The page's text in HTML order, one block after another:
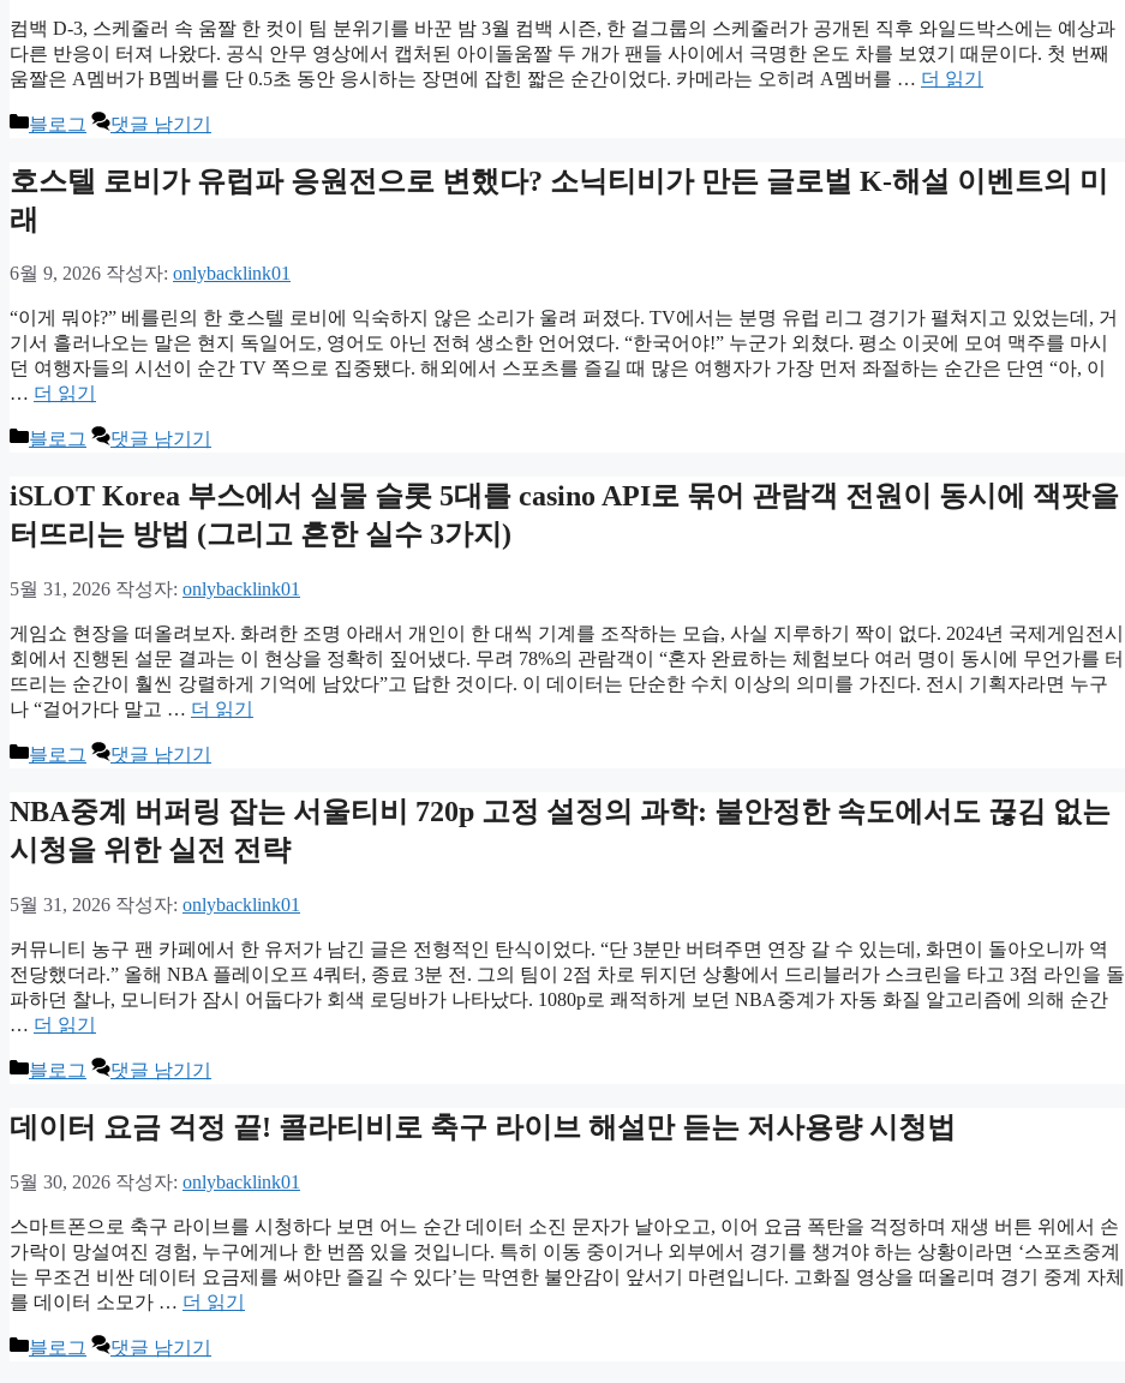
컴백 D-3, 스케줄러 속 움짤 한 컷이 팀 분위기를 바꾼 밤 3월 컴백 시즌, 한 걸그룹의 스케줄러가 공개된 직후 와일드박스에는 예상과
다른 반응이 터져 나왔다. 공식 안무 영상에서 캡처된 아이돌움짤 두 개가 팬들 사이에서 극명한 온도 차를 보였기 때문이다. 첫 번째
움짤은 A멤버가 B멤버를 단 0.5초 동안 응시하는 장면에 잡힌 짧은 순간이었다. 카메라는 오히려 A멤버를 … 더 읽기
카
고
리
블로그 댓글 남기기
호스텔 로비가 유럽파 응원전으로 변했다? 소닉티비가 만든 글로벌 K-해설 이벤트의 미
래
6월 9, 2026 작성자: onlybacklink01
“이게 뭐야?” 베를린의 한 호스텔 로비에 익숙하지 않은 소리가 울려 퍼졌다. TV에서는 분명 유럽 리그 경기가 펼쳐지고 있었는데, 거
기서 흘러나오는 말은 현지 독일어도, 영어도 아닌 전혀 생소한 언어였다. “한국어야!” 누군가 외쳤다. 평소 이곳에 모여 맥주를 마시
던 여행자들의 시선이 순간 TV 쪽으로 집중됐다. 해외에서 스포츠를 즐길 때 많은 여행자가 가장 먼저 좌절하는 순간은 단연 “아, 이
… 더 읽기
카
고
리
블로그 댓글 남기기
iSLOT Korea 부스에서 실물 슬롯 5대를 casino API로 묶어 관람객 전원이 동시에 잭팟을
터뜨리는 방법 (그리고 흔한 실수 3가지)
5월 31, 2026 작성자: onlybacklink01
게임쇼 현장을 떠올려보자. 화려한 조명 아래서 개인이 한 대씩 기계를 조작하는 모습, 사실 지루하기 짝이 없다. 2024년 국제게임전시
회에서 진행된 설문 결과는 이 현상을 정확히 짚어냈다. 무려 78%의 관람객이 “혼자 완료하는 체험보다 여러 명이 동시에 무언가를 터
뜨리는 순간이 훨씬 강렬하게 기억에 남았다”고 답한 것이다. 이 데이터는 단순한 수치 이상의 의미를 가진다. 전시 기획자라면 누구
나 “걸어가다 말고 … 더 읽기
카
고
리
블로그 댓글 남기기
NBA중계 버퍼링 잡는 서울티비 720p 고정 설정의 과학: 불안정한 속도에서도 끊김 없는
시청을 위한 실전 전략
5월 31, 2026 작성자: onlybacklink01
커뮤니티 농구 팬 카페에서 한 유저가 남긴 글은 전형적인 탄식이었다. “단 3분만 버텨주면 연장 갈 수 있는데, 화면이 돌아오니까 역
전당했더라.” 올해 NBA 플레이오프 4쿼터, 종료 3분 전. 그의 팀이 2점 차로 뒤지던 상황에서 드리블러가 스크린을 타고 3점 라인을 돌
파하던 찰나, 모니터가 잠시 어둡다가 회색 로딩바가 나타났다. 1080p로 쾌적하게 보던 NBA중계가 자동 화질 알고리즘에 의해 순간
… 더 읽기
카
고
리
블로그 댓글 남기기
데이터 요금 걱정 끝! 콜라티비로 축구 라이브 해설만 듣는 저사용량 시청법
5월 30, 2026 작성자: onlybacklink01
스마트폰으로 축구 라이브를 시청하다 보면 어느 순간 데이터 소진 문자가 날아오고, 이어 요금 폭탄을 걱정하며 재생 버튼 위에서 손
가락이 망설여진 경험, 누구에게나 한 번쯤 있을 것입니다. 특히 이동 중이거나 외부에서 경기를 챙겨야 하는 상황이라면 ‘스포츠중계
는 무조건 비싼 데이터 요금제를 써야만 즐길 수 있다’는 막연한 불안감이 앞서기 마련입니다. 고화질 영상을 떠올리며 경기 중계 자체
를 데이터 소모가 … 더 읽기
카
블로그 댓글 남기기